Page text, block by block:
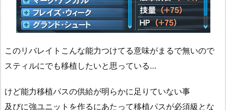
このリバレイトこんな能力つけてる意味がまるで無いので
スティルにでも移植したいと思っている…
けど能力移植パスの供給が明らかに足りていない事
及びに強ユニットを作るにあたって移植パスが必須級とな